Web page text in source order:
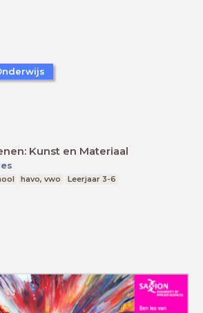
Kunst en Materiaal
havo, vwo Leerjaar 3-6